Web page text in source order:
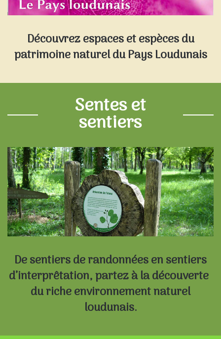
Découvrez espaces et espèces du
patrimoine naturel du Pays Loudunais
Sentes et
sentiers
De sentiers de randonnées en sentiers
d’interprêtation, partez à la découverte
du riche environnement naturel
loudunais.